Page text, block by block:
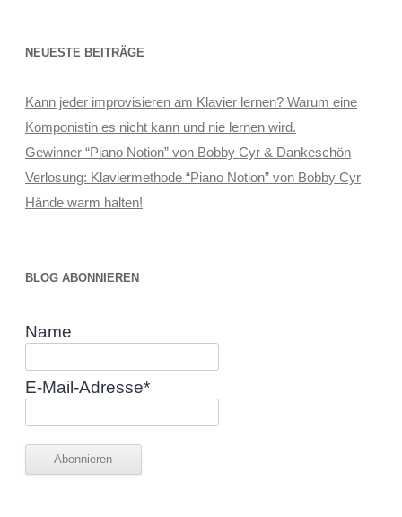
NEUESTE BEITRÄGE
Kann jeder improvisieren am Klavier lernen? Warum eine
Komponistin es nicht kann und nie lernen wird.
Gewinner “Piano Notion” von Bobby Cyr & Dankeschön
Verlosung: Klaviermethode “Piano Notion” von Bobby Cyr
Hände warm halten!
BLOG ABONNIEREN
Name
E-Mail-Adresse*